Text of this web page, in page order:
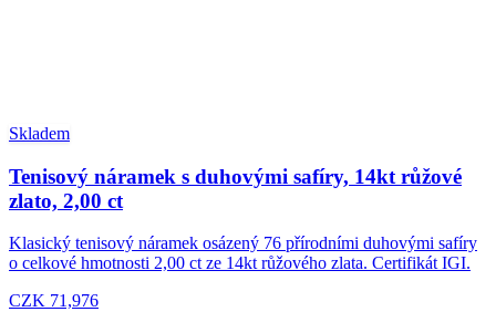
Skladem
Tenisový náramek s duhovými safíry, 14kt růžové
zlato, 2,00 ct
Klasický tenisový náramek osázený 76 přírodními duhovými safíry
o celkové hmotnosti 2,00 ct ze 14kt růžového zlata. Certifikát IGI.
CZK 71,976